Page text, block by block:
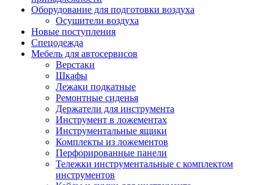
Оборудование для подготовки воздуха
Осушители воздуха
Новые поступления
Спецодежда
Мебель для автосервисов
Верстаки
Шкафы
Лежаки подкатные
Ремонтные сиденья
Держатели для инструмента
Инструмент в ложементах
Инструментальные ящики
Комплекты из ложементов
Перфорированные панели
Тележки инструментальные с комплектом
инструментов